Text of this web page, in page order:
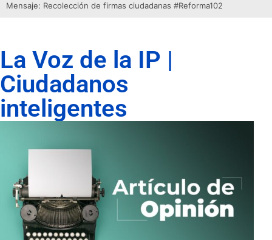
Mensaje: Recolección de firmas ciudadanas #Reforma102
La Voz de la IP |
Ciudadanos
inteligentes